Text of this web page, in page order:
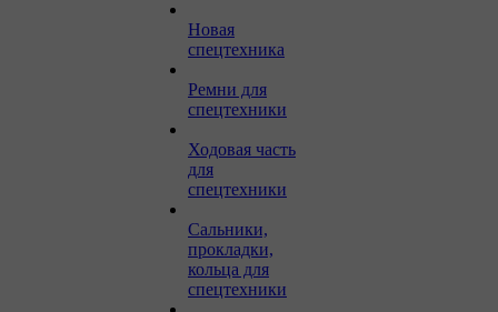
Новая
спецтехника
Ремни для
спецтехники
Ходовая часть
для
спецтехники
Сальники,
прокладки,
кольца для
спецтехники